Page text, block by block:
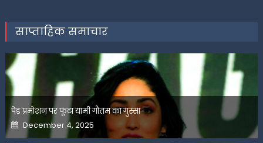
साप्ताहिक समाचार
पेड प्रमोशन पर फूटा यामी गौतम का गुस्सा
Posted
on
December 4, 2025